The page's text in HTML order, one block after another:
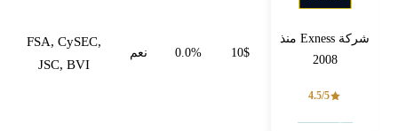
شركة Exness منذ
2008
4.5/5
10$
0.0% نعم
FSA, CySEC,
JSC, BVI